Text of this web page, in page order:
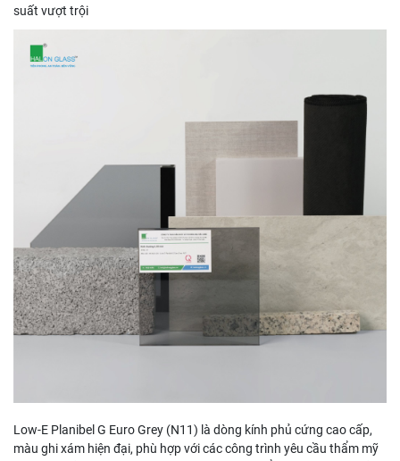
suất vượt trội
Low-E Planibel G Euro Grey (N11) là dòng kính phủ cứng cao cấp,
màu ghi xám hiện đại, phù hợp với các công trình yêu cầu thẩm mỹ